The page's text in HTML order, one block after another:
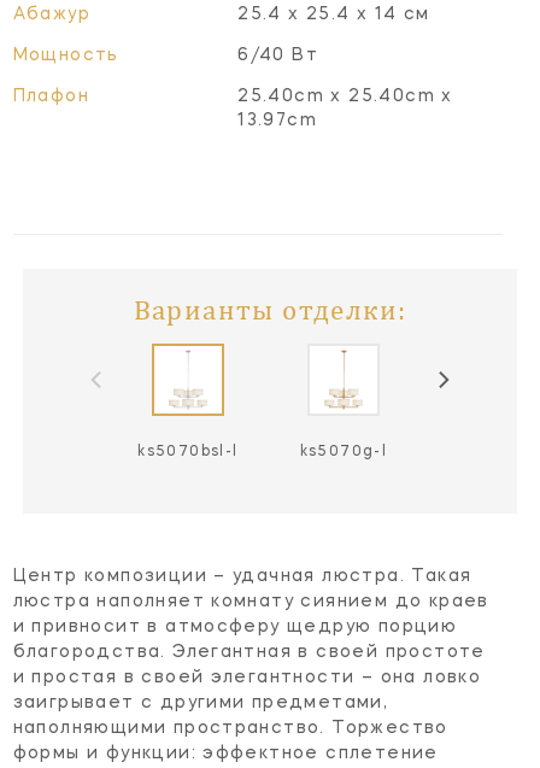
Абажур 25.4 х 25.4 х 14 см
Мощность 6/40 Вт
Плафон
25.40cm x 25.40cm x
13.97cm
Варианты отделки:
ks5070bsl-l ks5070g-l
Центр композиции – удачная люстра. Такая
люстра наполняет комнату сиянием до краев
и привносит в атмосферу щедрую порцию
благородства. Элегантная в своей простоте
и простая в своей элегантности – она ловко
заигрывает с другими предметами,
наполняющими пространство. Торжество
формы и функции: эффектное сплетение